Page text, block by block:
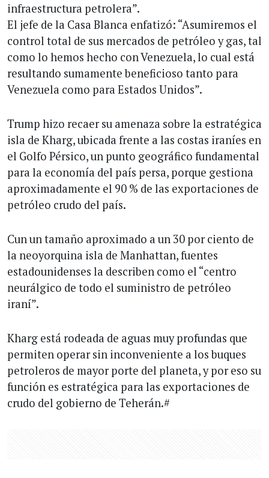
infraestructura petrolera”.
El jefe de la Casa Blanca enfatizó: “Asumiremos el
control total de sus mercados de petróleo y gas, tal
como lo hemos hecho con Venezuela, lo cual está
resultando sumamente beneficioso tanto para
Venezuela como para Estados Unidos”.
Trump hizo recaer su amenaza sobre la estratégica
isla de Kharg, ubicada frente a las costas iraníes en
el Golfo Pérsico, un punto geográfico fundamental
para la economía del país persa, porque gestiona
aproximadamente el 90 % de las exportaciones de
petróleo crudo del país.
Cun un tamaño aproximado a un 30 por ciento de
la neoyorquina isla de Manhattan, fuentes
estadounidenses la describen como el “centro
neurálgico de todo el suministro de petróleo
iraní”.
Kharg está rodeada de aguas muy profundas que
permiten operar sin inconveniente a los buques
petroleros de mayor porte del planeta, y por eso su
función es estratégica para las exportaciones de
crudo del gobierno de Teherán.#